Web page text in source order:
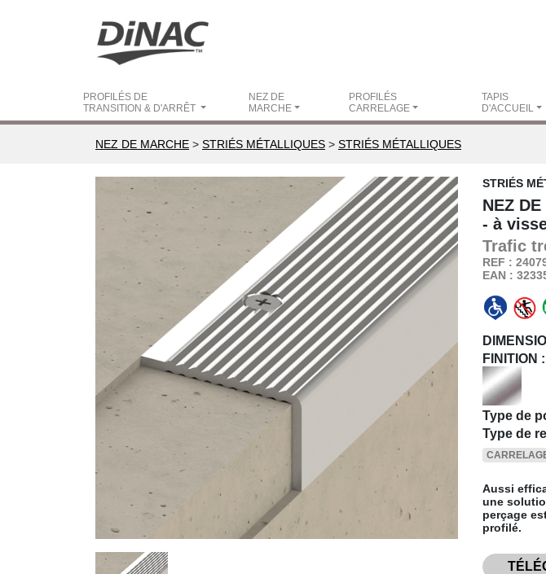
PROFILÉS DE
TRANSITION & D'ARRÊT
NEZ DE
MARCHE
PROFILÉS
CARRELAGE
TAPIS
D'ACCUEIL
NEZ DE MARCHE > STRIÉS MÉTALLIQUES > STRIÉS MÉTALLIQUES
STRIÉS
NEZ
- à
Trafic
REF :
EAN :
FINITION :
Type de
Type de
Aussi
une
perçage
profilé.